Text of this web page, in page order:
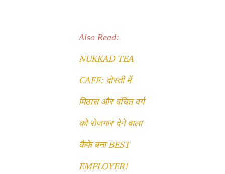
Also Read:
NUKKAD TEA
CAFE: दोस्ती में
मिठास और वंचित वर्ग
को रोजगार देने वाला
कैफे बना BEST
EMPLOYER!